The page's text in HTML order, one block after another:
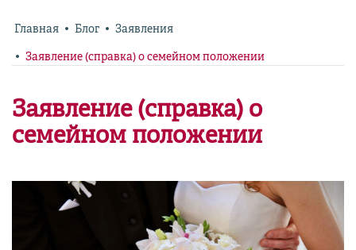
Главная Блог Заявления
Заявление (справка) о семейном положении
Заявление (справка) о
семейном положении